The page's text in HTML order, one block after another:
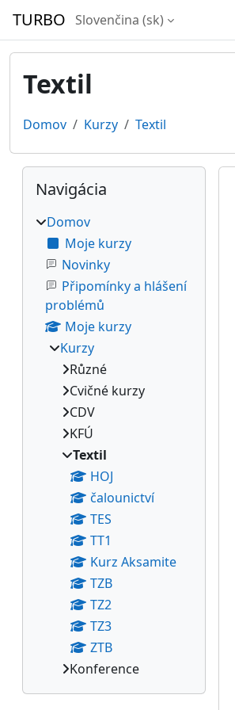
TURBO Slovenčina ‎(sk)‎
Textil
Domov Kurzy Textil
Bloky
Preskočiť Navigácia
Navigácia
Domov
Moje kurzy
Novinky
Připomínky a hlášení
problémů
Moje kurzy
Kurzy
Různé
Cvičné kurzy
CDV
KFÚ
Textil
HOJ
čalounictví
TES
TT1
Kurz Aksamite
TZB
TZ2
TZ3
ZTB
Konference